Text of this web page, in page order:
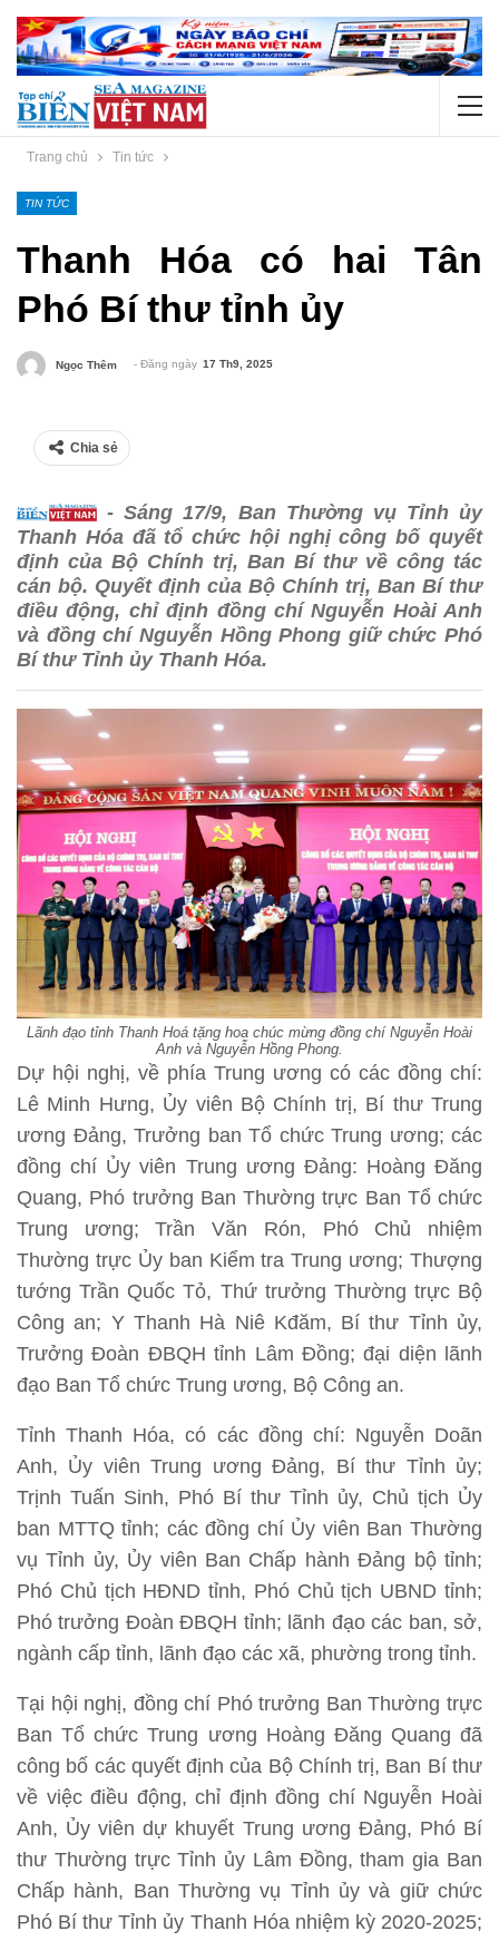
Trang chủ Tin tức
TIN TỨC
Thanh Hóa có hai Tân
Phó Bí thư tỉnh ủy
Ngọc Thêm - Đăng ngày 17 Th9, 2025
Chia sẻ
- Sáng 17/9, Ban Thường vụ Tỉnh ủy
Thanh Hóa đã tổ chức hội nghị công bố quyết
định của Bộ Chính trị, Ban Bí thư về công tác
cán bộ. Quyết định của Bộ Chính trị, Ban Bí thư
điều động, chỉ định đồng chí Nguyễn Hoài Anh
và đồng chí Nguyễn Hồng Phong giữ chức Phó
Bí thư Tỉnh ủy Thanh Hóa.
Lãnh đạo tỉnh Thanh Hoá tặng hoa chúc mừng đồng chí Nguyễn Hoài
Anh và Nguyễn Hồng Phong.
Dự hội nghị, về phía Trung ương có các đồng chí:
Lê Minh Hưng, Ủy viên Bộ Chính trị, Bí thư Trung
ương Đảng, Trưởng ban Tổ chức Trung ương; các
đồng chí Ủy viên Trung ương Đảng: Hoàng Đăng
Quang, Phó trưởng Ban Thường trực Ban Tổ chức
Trung ương; Trần Văn Rón, Phó Chủ nhiệm
Thường trực Ủy ban Kiểm tra Trung ương; Thượng
tướng Trần Quốc Tỏ, Thứ trưởng Thường trực Bộ
Công an; Y Thanh Hà Niê Kđăm, Bí thư Tỉnh ủy,
Trưởng Đoàn ĐBQH tỉnh Lâm Đồng; đại diện lãnh
đạo Ban Tổ chức Trung ương, Bộ Công an.
Tỉnh Thanh Hóa, có các đồng chí: Nguyễn Doãn
Anh, Ủy viên Trung ương Đảng, Bí thư Tỉnh ủy;
Trịnh Tuấn Sinh, Phó Bí thư Tỉnh ủy, Chủ tịch Ủy
ban MTTQ tỉnh; các đồng chí Ủy viên Ban Thường
vụ Tỉnh ủy, Ủy viên Ban Chấp hành Đảng bộ tỉnh;
Phó Chủ tịch HĐND tỉnh, Phó Chủ tịch UBND tỉnh;
Phó trưởng Đoàn ĐBQH tỉnh; lãnh đạo các ban, sở,
ngành cấp tỉnh, lãnh đạo các xã, phường trong tỉnh.
Tại hội nghị, đồng chí Phó trưởng Ban Thường trực
Ban Tổ chức Trung ương Hoàng Đăng Quang đã
công bố các quyết định của Bộ Chính trị, Ban Bí thư
về việc điều động, chỉ định đồng chí Nguyễn Hoài
Anh, Ủy viên dự khuyết Trung ương Đảng, Phó Bí
thư Thường trực Tỉnh ủy Lâm Đồng, tham gia Ban
Chấp hành, Ban Thường vụ Tỉnh ủy và giữ chức
Phó Bí thư Tỉnh ủy Thanh Hóa nhiệm kỳ 2020-2025;